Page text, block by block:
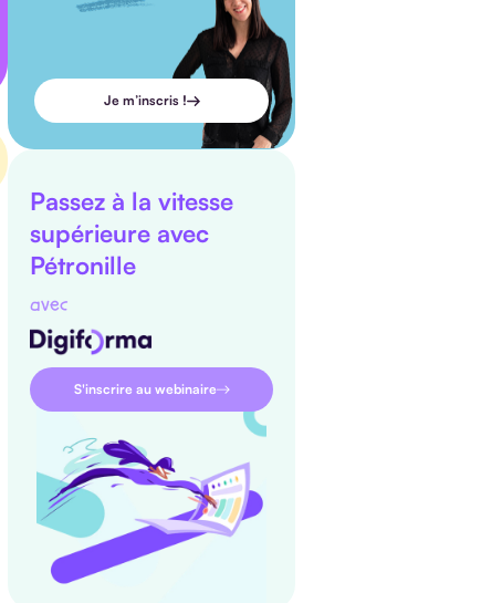
Je m’inscris !
Passez à la vitesse
supérieure avec
Pétronille
avec
S'inscrire au webinaire